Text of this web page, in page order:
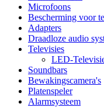
Microfoons
Bescherming voor
Adapters
Draadloze audio
Televisies
LED-
Soundbars
Bewakingscamera's
Platenspeler
Alarmsysteem